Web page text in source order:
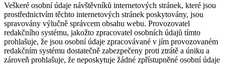
Veškeré osobní údaje návštěvníků internetových stránek, které jsou
prostřednictvím těchto internetových stránek poskytovány, jsou
spravovány výlučně správcem obsahu webu. Provozovatel
redakčního systému, jakožto zpracovatel osobních údajů tímto
prohlašuje, že jsou osobní údaje zpracovávané v jím provozovaném
redakčním systému dostatečně zabezpečeny proti ztrátě a úniku a
zároveň prohlašuje, že neposkytuje žádné zpřístupněné osobní údaje